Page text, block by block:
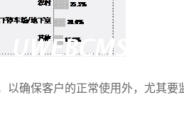
以确保客户的正常使用外，尤其要